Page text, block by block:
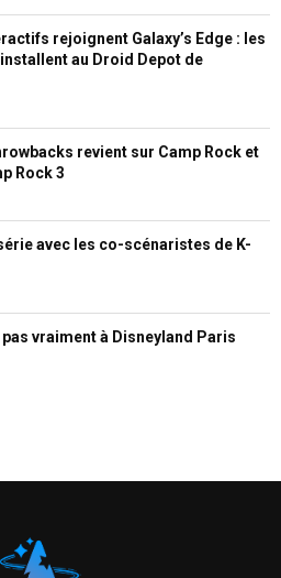
rejoignent Galaxy’s Edge : les
au Droid Depot de
revient sur Camp Rock et
Rock 3
avec les co-scénaristes de K-
vraiment à Disneyland Paris